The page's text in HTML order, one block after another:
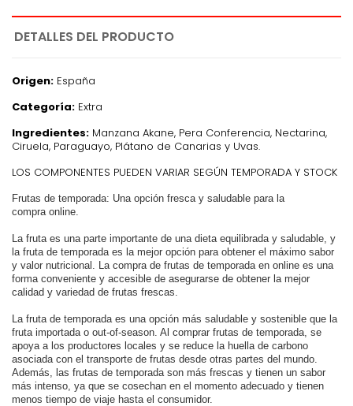
DETALLES DEL PRODUCTO
Origen: España
Categoría: Extra
Ingredientes: Manzana Akane, Pera Conferencia, Nectarina,
Ciruela, Paraguayo, Plátano de Canarias y Uvas.
LOS COMPONENTES PUEDEN VARIAR SEGÚN TEMPORADA Y STOCK
Frutas de temporada: Una opción fresca y saludable para la
compra online.
La fruta es una parte importante de una dieta equilibrada y saludable, y
la fruta de temporada es la mejor opción para obtener el máximo sabor
y valor nutricional. La compra de frutas de temporada en online es una
forma conveniente y accesible de asegurarse de obtener la mejor
calidad y variedad de frutas frescas.
La fruta de temporada es una opción más saludable y sostenible que la
fruta importada o out-of-season. Al comprar frutas de temporada, se
apoya a los productores locales y se reduce la huella de carbono
asociada con el transporte de frutas desde otras partes del mundo.
Además, las frutas de temporada son más frescas y tienen un sabor
más intenso, ya que se cosechan en el momento adecuado y tienen
menos tiempo de viaje hasta el consumidor.